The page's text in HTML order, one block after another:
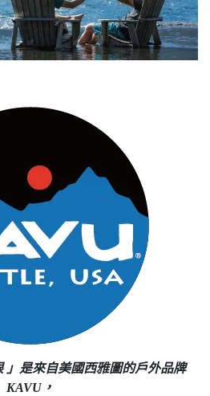
」是來自美國西雅圖的戶外品牌
KAVU，